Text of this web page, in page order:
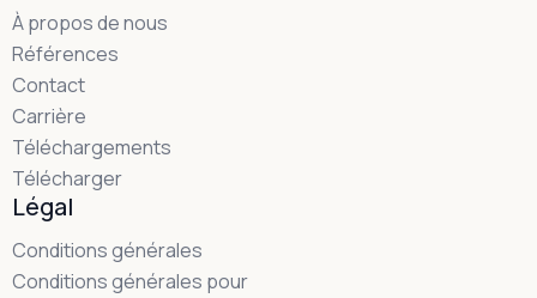
À propos de nous
Références
Contact
Carrière
Téléchargements
Télécharger
Légal
Conditions générales
Conditions générales pour